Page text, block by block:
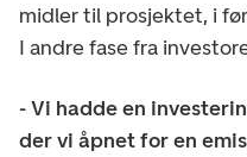
midler til prosjektet, i
I andre fase fra
- Vi hadde en
der vi åpnet for en